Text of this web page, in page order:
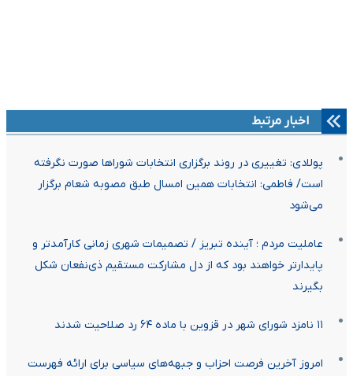
اخبار مرتبط
پولادی: تغییری در روند برگزاری انتخابات شوراها صورت نگرفته
است/ فاطمی: انتخابات همین امسال طبق مصوبه شعام برگزار
می‌شود
عاملیت مردم ؛ آینده تبریز / تصمیمات شهری زمانی کارآمدتر و
پایدارتر خواهند بود که از دل مشارکت مستقیم ذی‌نفعان شکل
بگیرند
۱۱ نامزد شورای شهر در قزوین با ماده ۶۴ رد صلاحیت شدند
امروز آخرین فرصت احزاب و جبهه‌های سیاسی برای ارائه فهرست